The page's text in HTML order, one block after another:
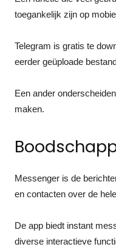
toegankelijk zijn op
Telegram is gratis te
eerder geüploade
Een ander
maken.
Messenger is de
en contacten over de
De app biedt instant
diverse interactieve